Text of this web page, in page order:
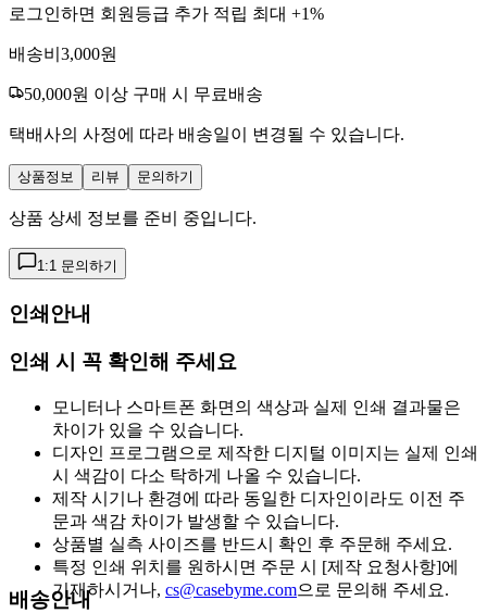
로그인하면 회원등급 추가 적립 최대 +1%
배송비 3,000원
50,000원 이상 구매 시 무료배송
택배사의 사정에 따라 배송일이 변경될 수 있습니다.
상품정보 리뷰 문의하기
상품 상세 정보를 준비 중입니다.
1:1 문의하기
인쇄안내
인쇄 시 꼭 확인해 주세요
모니터나 스마트폰 화면의 색상과 실제 인쇄 결과물은
차이가 있을 수 있습니다.
디자인 프로그램으로 제작한 디지털 이미지는 실제 인쇄
시 색감이 다소 탁하게 나올 수 있습니다.
제작 시기나 환경에 따라 동일한 디자인이라도 이전 주
문과 색감 차이가 발생할 수 있습니다.
상품별 실측 사이즈를 반드시 확인 후 주문해 주세요.
특정 인쇄 위치를 원하시면 주문 시 [제작 요청사항]에
기재하시거나, cs@casebyme.com으로 문의해 주세요.
배송안내